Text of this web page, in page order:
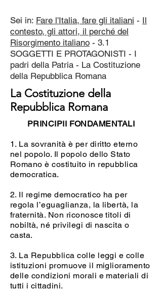
Sei in: Fare l'Italia, fare gli italiani - Il
contesto, gli attori, il perché del
Risorgimento italiano - 3.1
SOGGETTI E PROTAGONISTI - I
padri della Patria - La Costituzione
della Repubblica Romana
La Costituzione della
Repubblica Romana
PRINCIPII FONDAMENTALI
1. La sovranità è per diritto eterno
nel popolo. Il popolo dello Stato
Romano è costituito in repubblica
democratica.
2. Il regime democratico ha per
regola l’eguaglianza, la libertà, la
fraternità. Non riconosce titoli di
nobiltà, né privilegi di nascita o
casta.
3. La Repubblica colle leggi e colle
istituzioni promuove il miglioramento
delle condizioni morali e materiali di
tutti i cittadini.